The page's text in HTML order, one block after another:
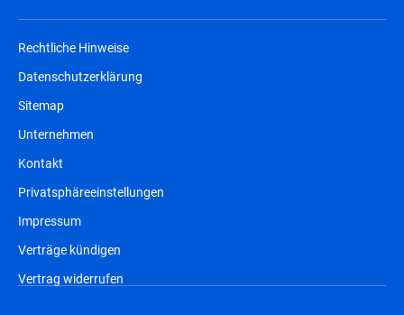
Rechtliche Hinweise
Datenschutzerklärung
Sitemap
Unternehmen
Kontakt
Privatsphäreeinstellungen
Impressum
Verträge kündigen
Vertrag widerrufen